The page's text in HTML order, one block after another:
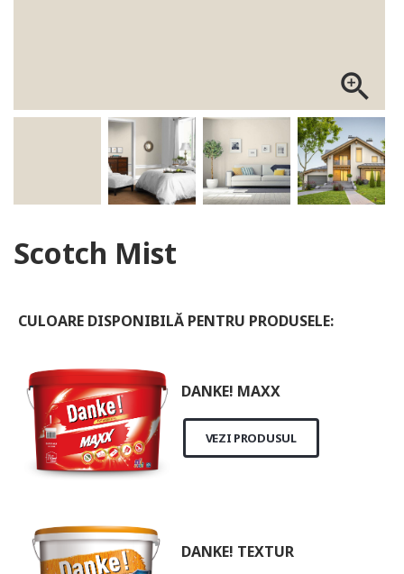
zoom_in
Scotch Mist
CULOARE DISPONIBILĂ PENTRU PRODUSELE:
DANKE! MAXX
VEZI PRODUSUL
DANKE! TEXTUR